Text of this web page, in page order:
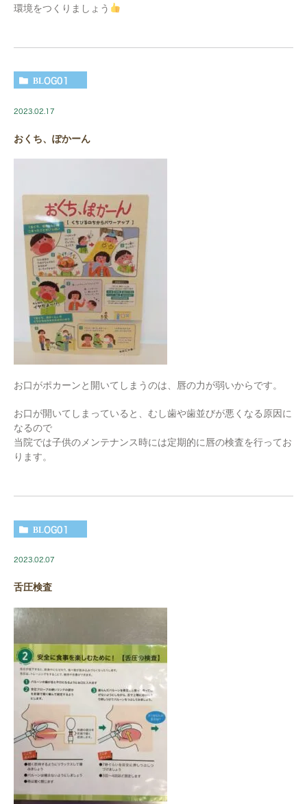
環境をつくりましょう
BLOG01
2023.02.17
おくち、ぽかーん
お口がポカーンと開いてしまうのは、唇の力が弱いからです。
お口が開いてしまっていると、むし歯や歯並びが悪くなる原因に
なるので
当院では子供のメンテナンス時には定期的に唇の検査を行ってお
ります。
BLOG01
2023.02.07
舌圧検査